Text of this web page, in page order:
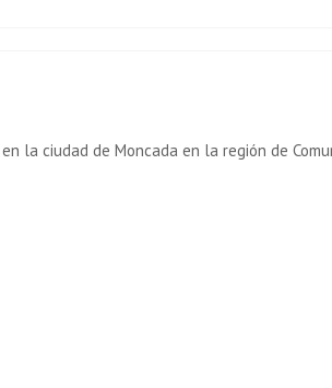
la ciudad de Moncada en la región de